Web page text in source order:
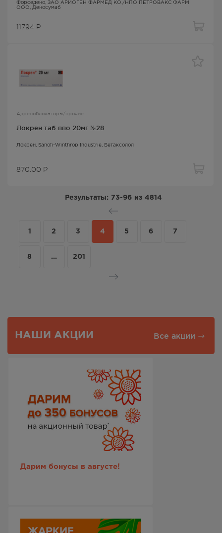
Форседено, ЗАО АРИОГЕН ФАРМЕД КО./НПО ПЕТРОВАКС ФАРМ
ООО, Деносумаб
11794 Р
Адреноблокаторы/прочие
Локрен таб ппо 20мг №28
Локрен , Sanofi-Winthrop Industrie, Бетаксолол
870.00 Р
Результаты: 73-96 из 4814
1 2 3 4 5 6 7
8 ... 201
НАШИ АКЦИИ Все акции
Дарим бонусы в августе!